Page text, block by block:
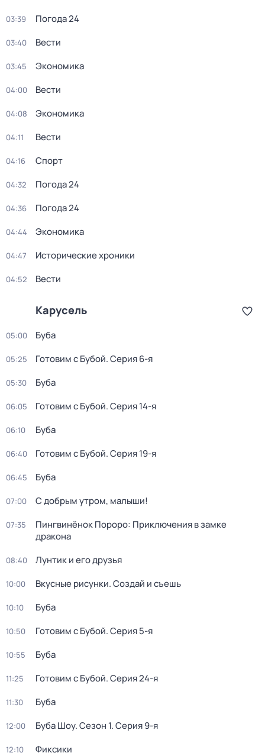
03:39 Погода 24
03:40 Вести
03:45 Экономика
04:00 Вести
04:08 Экономика
04:11 Вести
04:16 Спорт
04:32 Погода 24
04:36 Погода 24
04:44 Экономика
04:47 Исторические хроники
04:52 Вести
Карусель
05:00 Буба
05:25 Готовим с Бубой. Серия 6-я
05:30 Буба
06:05 Готовим с Бубой. Серия 14-я
06:10 Буба
06:40 Готовим с Бубой. Серия 19-я
06:45 Буба
07:00 С добрым утром, малыши!
07:35
Пингвинёнок Пороро: Приключения в замке
дракона
08:40 Лунтик и его друзья
10:00 Вкусные рисунки. Создай и съешь
10:10 Буба
10:50 Готовим с Бубой. Серия 5-я
10:55 Буба
11:25 Готовим с Бубой. Серия 24-я
11:30 Буба
12:00 Буба Шоу. Сезон 1. Серия 9-я
12:10 Фиксики